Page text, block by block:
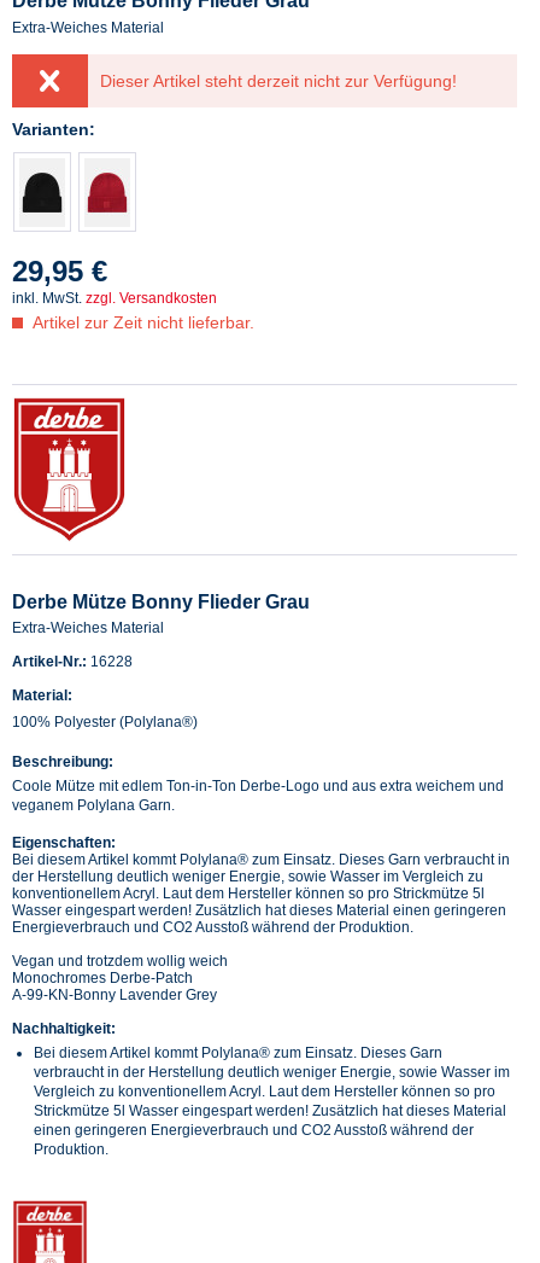
Extra-Weiches Material
Dieser Artikel steht derzeit nicht zur Verfügung!
Varianten:
29,95 €
inkl. MwSt. zzgl. Versandkosten
Artikel zur Zeit nicht lieferbar.
Derbe Mütze Bonny Flieder Grau
Extra-Weiches Material
Artikel-Nr.: 16228
Material:
100% Polyester (Polylana®)
Beschreibung:
Coole Mütze mit edlem Ton-in-Ton Derbe-Logo und aus extra weichem und
veganem Polylana Garn.
Eigenschaften:
Bei diesem Artikel kommt Polylana® zum Einsatz. Dieses Garn verbraucht in
der Herstellung deutlich weniger Energie, sowie Wasser im Vergleich zu
konventionellem Acryl. Laut dem Hersteller können so pro Strickmütze 5l
Wasser eingespart werden! Zusätzlich hat dieses Material einen geringeren
Energieverbrauch und CO2 Ausstoß während der Produktion.
Vegan und trotzdem wollig weich
Monochromes Derbe-Patch
A-99-KN-Bonny Lavender Grey
Nachhaltigkeit:
Bei diesem Artikel kommt Polylana® zum Einsatz. Dieses Garn
verbraucht in der Herstellung deutlich weniger Energie, sowie Wasser im
Vergleich zu konventionellem Acryl. Laut dem Hersteller können so pro
Strickmütze 5l Wasser eingespart werden! Zusätzlich hat dieses Material
einen geringeren Energieverbrauch und CO2 Ausstoß während der
Produktion.